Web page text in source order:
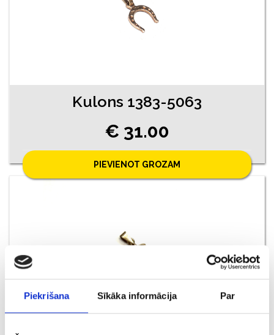
Piekrišana Sīkāka informācija Par
Kulons 1383-5063
€ 31.00
PIEVIENOT GROZAM